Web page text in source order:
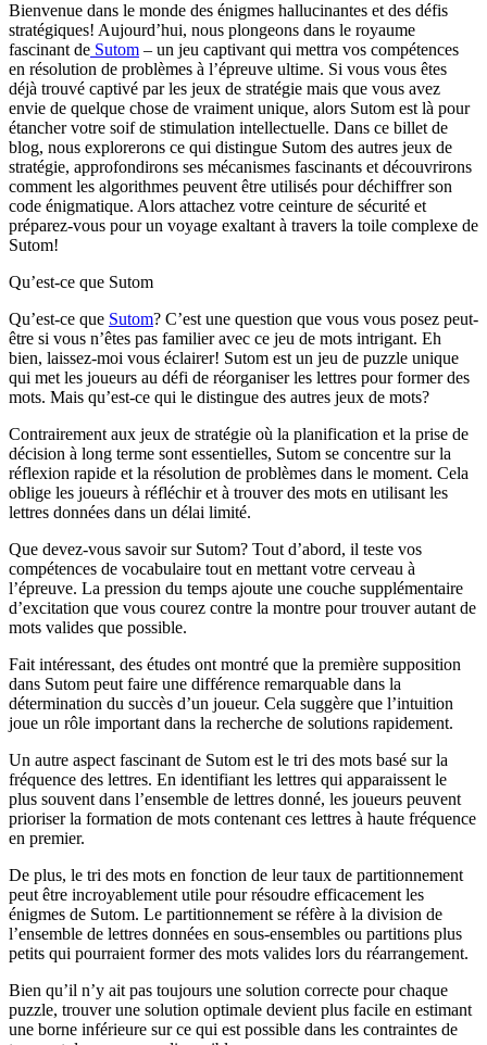
Bienvenue dans le monde des énigmes hallucinantes et des défis
stratégiques! Aujourd’hui, nous plongeons dans le royaume
fascinant de Sutom – un jeu captivant qui mettra vos compétences
en résolution de problèmes à l’épreuve ultime. Si vous vous êtes
déjà trouvé captivé par les jeux de stratégie mais que vous avez
envie de quelque chose de vraiment unique, alors Sutom est là pour
étancher votre soif de stimulation intellectuelle. Dans ce billet de
blog, nous explorerons ce qui distingue Sutom des autres jeux de
stratégie, approfondirons ses mécanismes fascinants et découvrirons
comment les algorithmes peuvent être utilisés pour déchiffrer son
code énigmatique. Alors attachez votre ceinture de sécurité et
préparez-vous pour un voyage exaltant à travers la toile complexe de
Sutom!
Qu’est-ce que Sutom
Qu’est-ce que Sutom? C’est une question que vous vous posez peut-
être si vous n’êtes pas familier avec ce jeu de mots intrigant. Eh
bien, laissez-moi vous éclairer! Sutom est un jeu de puzzle unique
qui met les joueurs au défi de réorganiser les lettres pour former des
mots. Mais qu’est-ce qui le distingue des autres jeux de mots?
Contrairement aux jeux de stratégie où la planification et la prise de
décision à long terme sont essentielles, Sutom se concentre sur la
réflexion rapide et la résolution de problèmes dans le moment. Cela
oblige les joueurs à réfléchir et à trouver des mots en utilisant les
lettres données dans un délai limité.
Que devez-vous savoir sur Sutom? Tout d’abord, il teste vos
compétences de vocabulaire tout en mettant votre cerveau à
l’épreuve. La pression du temps ajoute une couche supplémentaire
d’excitation que vous courez contre la montre pour trouver autant de
mots valides que possible.
Fait intéressant, des études ont montré que la première supposition
dans Sutom peut faire une différence remarquable dans la
détermination du succès d’un joueur. Cela suggère que l’intuition
joue un rôle important dans la recherche de solutions rapidement.
Un autre aspect fascinant de Sutom est le tri des mots basé sur la
fréquence des lettres. En identifiant les lettres qui apparaissent le
plus souvent dans l’ensemble de lettres donné, les joueurs peuvent
prioriser la formation de mots contenant ces lettres à haute fréquence
en premier.
De plus, le tri des mots en fonction de leur taux de partitionnement
peut être incroyablement utile pour résoudre efficacement les
énigmes de Sutom. Le partitionnement se réfère à la division de
l’ensemble de lettres données en sous-ensembles ou partitions plus
petits qui pourraient former des mots valides lors du réarrangement.
Bien qu’il n’y ait pas toujours une solution correcte pour chaque
puzzle, trouver une solution optimale devient plus facile en estimant
une borne inférieure sur ce qui est possible dans les contraintes de